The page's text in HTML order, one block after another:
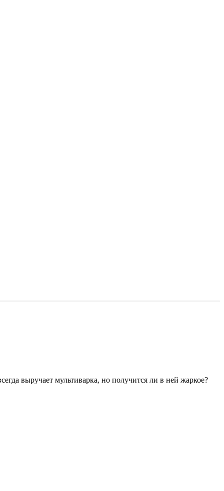
выручает мультиварка, но получится ли в ней жаркое?